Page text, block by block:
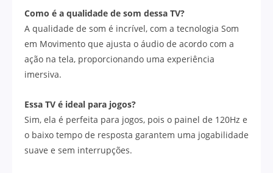
Como é a qualidade de som dessa TV?
A qualidade de som é incrível, com a tecnologia Som
em Movimento que ajusta o áudio de acordo com a
ação na tela, proporcionando uma experiência
imersiva.
Essa TV é ideal para jogos?
Sim, ela é perfeita para jogos, pois o painel de 120Hz e
o baixo tempo de resposta garantem uma jogabilidade
suave e sem interrupções.